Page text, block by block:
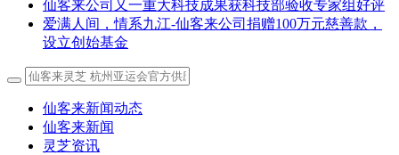
仙客来公司又一重大科技成果获科技部验收专家组好评
爱满人间，情系九江-仙客来公司捐赠100万元慈善款，
设立创始基金
仙客来新闻动态
仙客来新闻
灵芝资讯